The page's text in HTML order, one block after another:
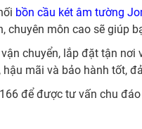
bồn cầu két âm tường
môn cao sẽ giúp
chuyển, lắp đặt tận
mãi và bảo hành tốt,
để được tư vấn chu